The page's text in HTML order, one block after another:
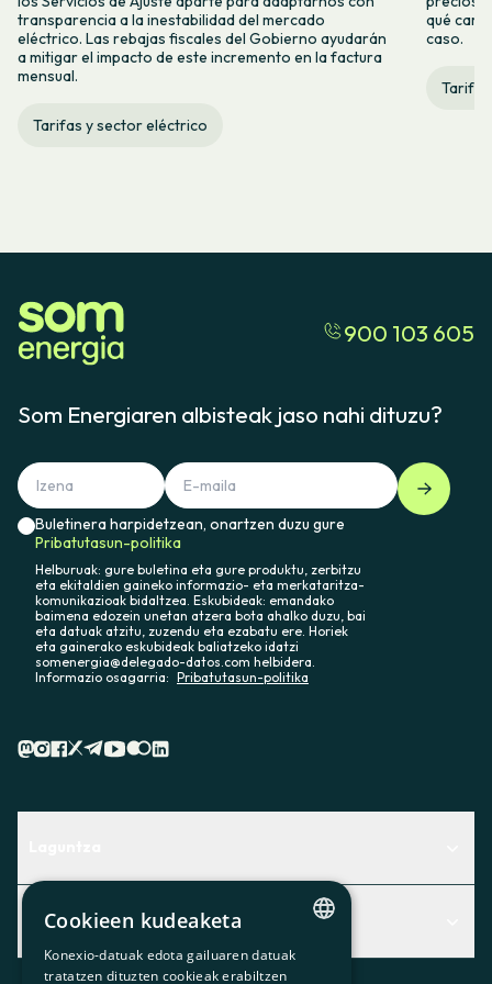
transparencia a la inestabilidad del mercado
eléctrico. Las rebajas fiscales del Gobierno ayudarán
a mitigar el impacto de este incremento en la factura
mensual.
Tarifas y sector eléctrico
qué
caso.
900 103 605
Som Energiaren albisteak jaso nahi dituzu?
Buletinera harpidetzean, onartzen duzu gure
Pribatutasun-politika
Helburuak: gure buletina eta gure produktu, zerbitzu
eta ekitaldien gaineko informazio- eta merkataritza-
komunikazioak bidaltzea. Eskubideak: emandako
baimena edozein unetan atzera bota ahalko duzu, bai
eta datuak atzitu, zuzendu eta ezabatu ere. Horiek
eta gainerako eskubideak baliatzeko idatzi
somenergia@delegado-datos.com helbidera.
Informazio osagarria: Pribatutasun-politika
Centro de Ayuda
Aurkitu zerbitzurik egokiena zuretzat
Contacto
Albisteak
Albisteak CATALAN
Cookieen kudeaketa
Konexio-datuak edota gailuaren datuak
tratatzen dituzten cookieak erabiltzen